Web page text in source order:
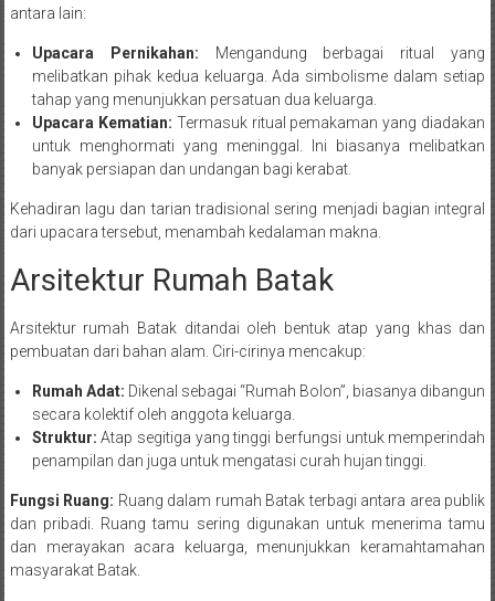
antara lain:
Upacara Pernikahan: Mengandung berbagai ritual yang
melibatkan pihak kedua keluarga. Ada simbolisme dalam setiap
tahap yang menunjukkan persatuan dua keluarga.
Upacara Kematian: Termasuk ritual pemakaman yang diadakan
untuk menghormati yang meninggal. Ini biasanya melibatkan
banyak persiapan dan undangan bagi kerabat.
Kehadiran lagu dan tarian tradisional sering menjadi bagian integral
dari upacara tersebut, menambah kedalaman makna.
Arsitektur Rumah Batak
Arsitektur rumah Batak ditandai oleh bentuk atap yang khas dan
pembuatan dari bahan alam. Ciri-cirinya mencakup:
Rumah Adat: Dikenal sebagai “Rumah Bolon”, biasanya dibangun
secara kolektif oleh anggota keluarga.
Struktur: Atap segitiga yang tinggi berfungsi untuk memperindah
penampilan dan juga untuk mengatasi curah hujan tinggi.
Fungsi Ruang: Ruang dalam rumah Batak terbagi antara area publik
dan pribadi. Ruang tamu sering digunakan untuk menerima tamu
dan merayakan acara keluarga, menunjukkan keramahtamahan
masyarakat Batak.